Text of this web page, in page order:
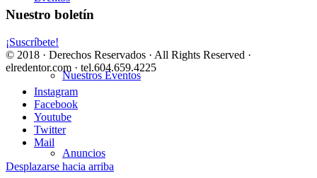
Nuestros Eventos
Anuncios
Nuestro boletín
¡Suscríbete!
© 2018 · Derechos Reservados · All Rights Reserved ·
elredentor.com · tel.604.659.4225
Instagram
Facebook
Youtube
Twitter
Mail
Desplazarse hacia arriba